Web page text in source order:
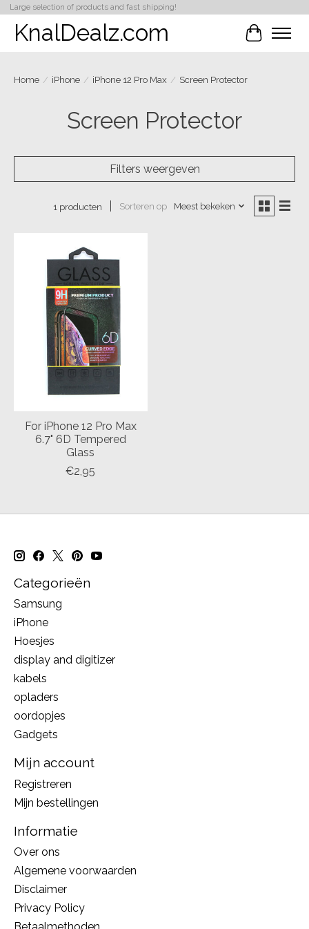
Large selection of products and fast shipping!
KnalDealz.com
Home / iPhone / iPhone 12 Pro Max / Screen Protector
Screen Protector
Filters weergeven
1 producten Sorteren op Meest bekeken
For iPhone 12 Pro Max
6.7" 6D Tempered
Glass
€2,95
Categorieën
Samsung
iPhone
Hoesjes
display and digitizer
kabels
opladers
oordopjes
Gadgets
Mijn account
Registreren
Mijn bestellingen
Informatie
Over ons
Algemene voorwaarden
Disclaimer
Privacy Policy